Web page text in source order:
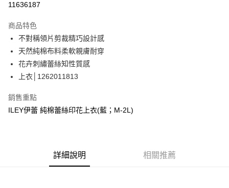
上海商業儲蓄銀行
臺灣中小企業銀行
匯豐（台灣）商業銀行
聯邦商業銀行
元大商業銀行
玉山商業銀行
台灣樂天信用卡公司
LINE Pay
Apple Pay
街口支付
悠遊付
全盈+PAY
1.本服務由台灣大哥大提供，台灣大哥大用戶可立即使用無須另外申請。
2.付款方式選擇「大哥付你分期」，訂單成立後會自動跳轉到大哥付的交易
AFTEE先享後付
11636187
商品特色
不對稱領片剪裁精巧設計感
天然純棉布料柔軟親膚耐穿
花卉刺繡蕾絲知性質感
上衣│1262011813
銷售重點
ILEY伊蕾 純棉蕾絲印花上衣(藍；M-2L)
詳細說明 相關推薦